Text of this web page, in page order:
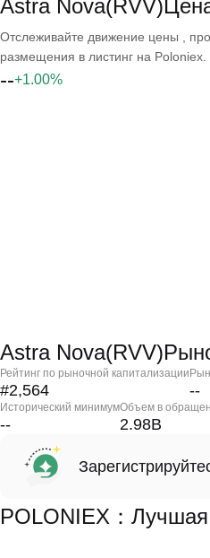
Astra
Отслеживайте движение цены ,
размещения в листинг на Poloniex.
--+1.00%
Astra
Рейтинг по рыночной капитализации
#2,564 --
Исторический минимум
--
Объем в
2.98B
POLONIEX：